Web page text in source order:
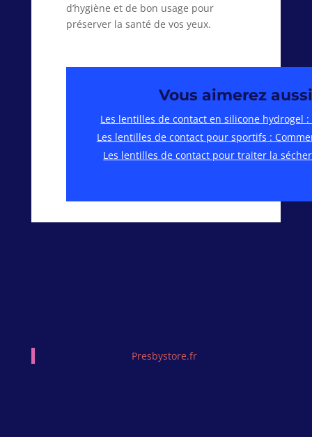
d’hygiène et de bon usage pour
préserver la santé de vos yeux.
Vous aimerez
Les lentilles de contact en silicone hydrogel
Les lentilles de contact pour sportifs :
Les lentilles de contact pour traiter la
Presbystore.fr